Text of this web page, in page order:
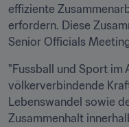
effiziente
erfordern. Diese
Senior Officials
"Fussball und Sport im
völkerverbindende
Lebenswandel sowie
Zusammenhalt